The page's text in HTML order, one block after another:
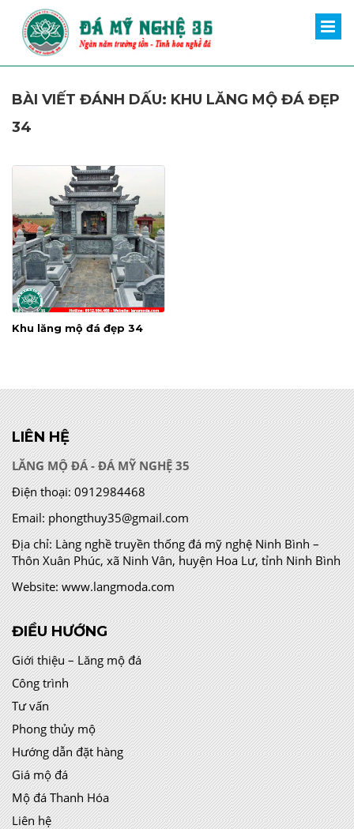
BÀI VIẾT ĐÁNH DẤU: KHU LĂNG MỘ ĐÁ ĐẸP
34
Khu lăng mộ đá đẹp 34
LIÊN HỆ
LĂNG MỘ ĐÁ - ĐÁ MỸ NGHỆ 35
Điện thoại: 0912984468
Email: phongthuy35@gmail.com
Địa chỉ:Làng nghề truyền thống đá mỹ nghệ Ninh Bình –
Thôn Xuân Phúc, xã Ninh Vân, huyện Hoa Lư, tỉnh Ninh Bình
Website: www.langmoda.com
ĐIỀU HƯỚNG
Giới thiệu – Lăng mộ đá
Công trình
Tư vấn
Phong thủy mộ
Hướng dẫn đặt hàng
Giá mộ đá
Mộ đá Thanh Hóa
Liên hệ